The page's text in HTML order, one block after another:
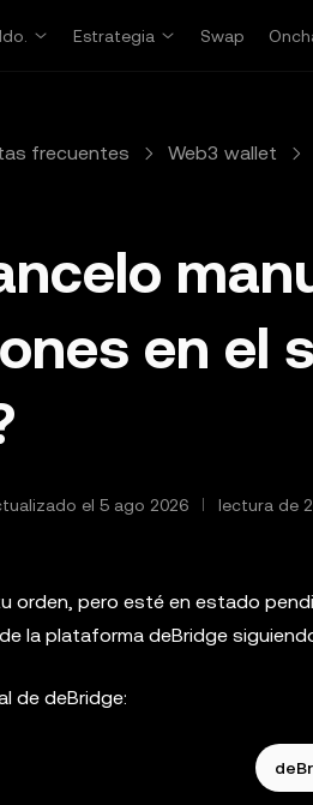
Estrategia Swap
frecuentes Web3 wallet
en el
el 5 ago 2026 lectura de
orden, pero esté en estado
la plataforma deBridge
de deBridge: